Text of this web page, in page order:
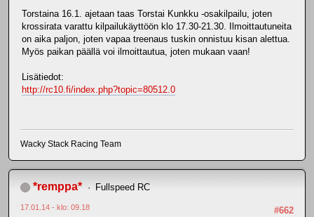
Torstaina 16.1. ajetaan taas Torstai Kunkku -osakilpailu, joten
krossirata varattu kilpailukäyttöön klo 17.30-21.30. Ilmoittautuneita
on aika paljon, joten vapaa treenaus tuskin onnistuu kisan alettua.
Myös paikan päällä voi ilmoittautua, joten mukaan vaan!
Lisätiedot:
http://rc10.fi/index.php?topic=80512.0
Wacky Stack Racing Team
*remppa* Fullspeed RC
#662
17.01.14 - klo: 09.18